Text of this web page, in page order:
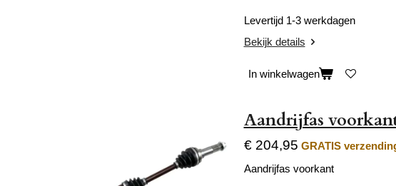
Levertijd 1-3 werkdagen
Bekijk details
In winkelwagen
Aandrijfas
€ 204,95 GRATIS
Aandrijfas voorkant